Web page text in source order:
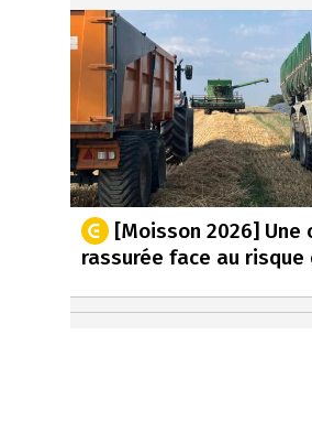
[Moisson 2026] Une
rassurée face au risque